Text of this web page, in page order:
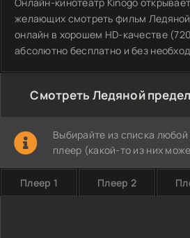
желающих смотреть фильм
онлайн в хорошем HD-качестве
абсолютно бесплатно и без
Смотреть Ледяной
Выбирайте из списка
плеер (какой-то из них
Плеер 1 Плеер 2